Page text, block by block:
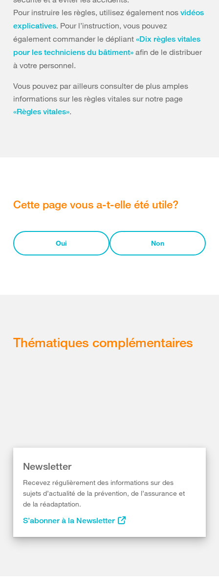
Pour instruire les règles, utilisez également nos vidéos
explicatives. Pour l’instruction, vous pouvez
également commander le dépliant «Dix règles vitales
pour les techniciens du bâtiment» afin de le distribuer
à votre personnel.
Vous pouvez par ailleurs consulter de plus amples
informations sur les règles vitales sur notre page
«Règles vitales».
Cette page vous a-t-elle été utile?
Oui Non
Thématiques complémentaires
Newsletter
Recevez régulièrement des informations sur des
sujets d’actualité de la prévention, de l’assurance et
de la réadaptation.
S’abonner à la Newsletter